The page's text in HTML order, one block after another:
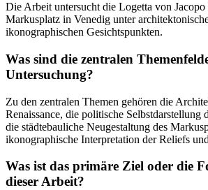
Die Arbeit untersucht die Logetta von
Markusplatz in Venedig unter
ikonographischen Gesichtspunkten.
Was sind die zentralen
Untersuchung?
Zu den zentralen Themen gehören die
Renaissance, die politische Selbstdarstellung
die städtebauliche Neugestaltung des
ikonographische Interpretation der Reliefs
Was ist das primäre Ziel oder die
dieser Arbeit?